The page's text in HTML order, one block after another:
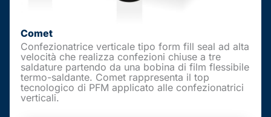
Comet
Confezionatrice verticale tipo form fill seal ad alta
velocità che realizza confezioni chiuse a tre
saldature partendo da una bobina di film flessibile
termo-saldante. Comet rappresenta il top
tecnologico di PFM applicato alle confezionatrici
verticali.